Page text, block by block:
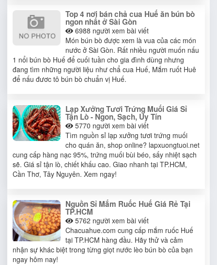
Top 4 nơi bán chả cua Huế ăn bún bò
ngon nhất ở Sài Gòn
6988 người xem bài viết
Món bún bò được xem là vua của các món
nước ở Sài Gòn. Rất nhiều người muốn nấu
1 nổi bún bò Huế để cuối tuần cho gia đình dùng nhưng
đang tìm những người liệu như chẩ cua Huế, Mắm ruốt Huê
để nấu đươc tô bún bò chuẩn vị Huế.
Lạp Xưởng Tươi Trứng Muối Giá Sỉ
Tận Lò - Ngon, Sạch, Uy Tín
5770 người xem bài viết
Tìm nguồn sỉ lạp xưởng tươi trứng muối
cho quán ăn, shop online? lapxuongtuoi.net
cung cấp hàng nạc 95%, trứng muối bùi béo, sấy nhiệt sạch
sẽ. Giá sỉ tận lò, chiết khấu cao. Giao nhanh tại TP.HCM,
Cần Thơ, Tây Nguyên. Xem ngay!
Nguồn Sỉ Mắm Ruốc Huế Giá Rẻ Tại
TP.HCM
5762 người xem bài viết
Chacuahue.com cung cấp mắm ruốc Huế
tại TP.HCM hàng đầu. Hãy thử và cảm
nhận sự khác biệt trong từng giọt nước lèo bún bò của bạn
ngay hôm nay!